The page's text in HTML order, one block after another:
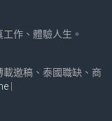
作、體驗人生。
邀稿、泰國職缺、商